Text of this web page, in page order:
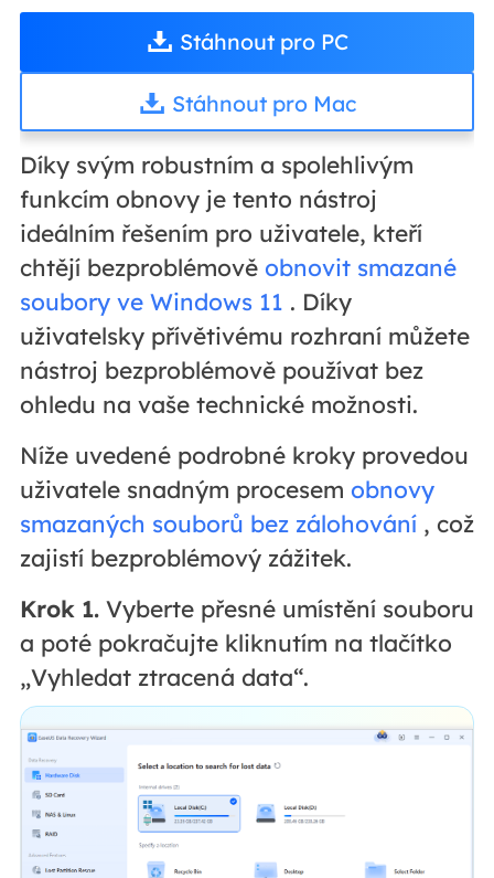
Stáhnout pro PC
Stáhnout pro Mac
Díky svým robustním a spolehlivým
funkcím obnovy je tento nástroj
ideálním řešením pro uživatele, kteří
chtějí bezproblémově obnovit smazané
soubory ve Windows 11 . Díky
uživatelsky přívětivému rozhraní můžete
nástroj bezproblémově používat bez
ohledu na vaše technické možnosti.
Níže uvedené podrobné kroky provedou
uživatele snadným procesem obnovy
smazaných souborů bez zálohování, což
zajistí bezproblémový zážitek.
Krok 1.Vyberte přesné umístění souboru
a poté pokračujte kliknutím na tlačítko
„Vyhledat ztracená data“.